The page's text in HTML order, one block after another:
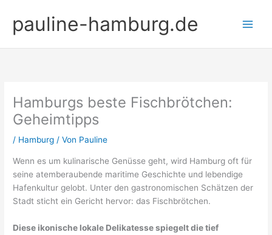
Inhalt
springen
pauline-hamburg.de
Hamburgs beste Fischbrötchen:
Geheimtipps
/ Hamburg / Von Pauline
Wenn es um kulinarische Genüsse geht, wird Hamburg oft für
seine atemberaubende maritime Geschichte und lebendige
Hafenkultur gelobt. Unter den gastronomischen Schätzen der
Stadt sticht ein Gericht hervor: das Fischbrötchen.
Diese ikonische lokale Delikatesse spiegelt die tief